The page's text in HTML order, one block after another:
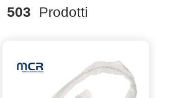
503 Prodotti